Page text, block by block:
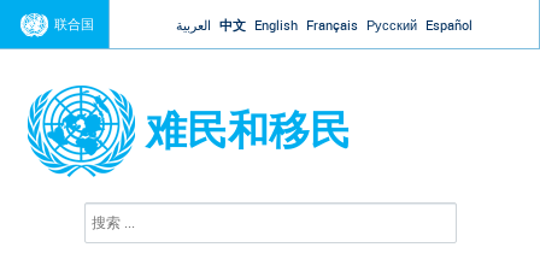
Jump to navigation
联合国 العربية 中文 English Français Русский Español
难民和移民
搜
索